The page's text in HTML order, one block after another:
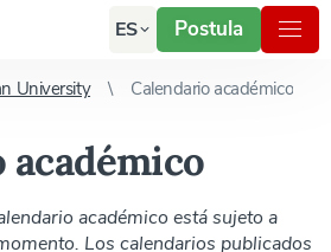
ES Postula
University Calendario académico
académico
académico está sujeto a
Los calendarios publicados